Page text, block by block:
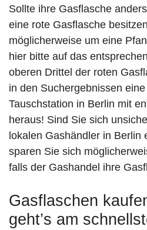
Sollte ihre Gasflasche
eine rote Gasflasche
möglicherweise um eine
hier bitte auf das
oberen Drittel der roten
in den Suchergebnissen
Tauschstation in Berlin mit
heraus! Sind Sie sich
lokalen Gashändler in Berlin
sparen Sie sich
falls der Gashandel ihre
Gasflaschen
geht’s am